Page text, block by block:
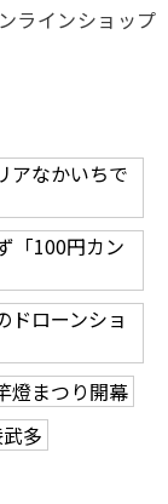
ラインショップ
アなかいちで
「100円カン
ドローンショ
燈まつり開幕
多